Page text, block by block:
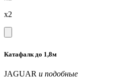
x2
Катафалк до 1,8м
JAGUAR и подобные